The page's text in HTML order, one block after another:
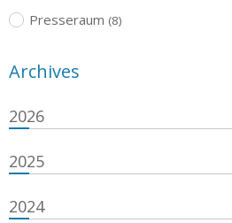
Presseraum (8)
Archives
2026
2025
2024